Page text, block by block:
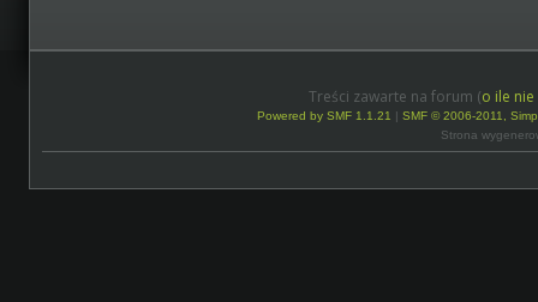
Treści zawarte na forum (o ile
Powered by SMF 1.1.21 | SMF © 2006-2011,
Strona